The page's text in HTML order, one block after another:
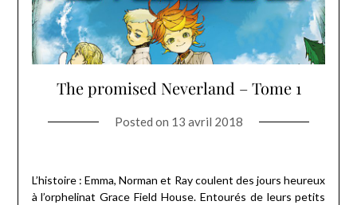
The promised Neverland – Tome 1
Posted on 13 avril 2018
L’histoire : Emma, Norman et Ray coulent des jours heureux
à l’orphelinat Grace Field House. Entourés de leurs petits